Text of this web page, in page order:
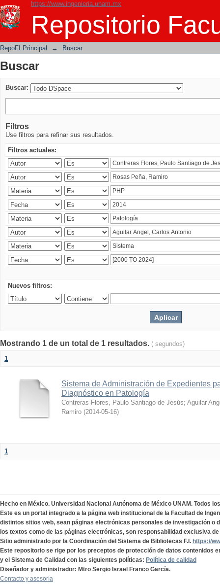
https://www.ingenieria.unam.mx
Repositorio
Buscar
RepoFI Principal → Buscar
Buscar
Buscar:
Filtros
Use filtros para refinar sus resultados.
Filtros actuales:
Nuevos filtros:
Mostrando 1 de un total de 1 resultados. ( segundos)
1
Sistema de Administración de Expedientes
Diagnóstico en Patología
Contreras Flores, Paulo Santiago de Jesús; Aguilar
Ramiro (2014-05-16)
1
Hecho en México. Universidad Nacional Autónoma de México UNAM. Todos
Este es un portal integrado a la página web institucional de la Facultad de
distintos sitios web, sean páginas electrónicas personales de investigación o
los textos como de las páginas electrónicas, son responsabilidad exclusiva
Sitio administrado por la Coordinación del Sistema de Bibliotecas F.I. https://
Este repositorio se rige por los preceptos de protección de datos contenidos
y el Sistema de Calidad con las siguientes políticas: Política de calidad
Diseñador y administrador: Mtro Sergio Israel Franco García.
Contacto y asesoría